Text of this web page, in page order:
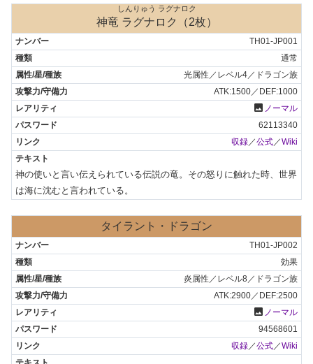
しんりゅう ラグナロク
神竜 ラグナロク（2枚）
TH01-JP001
通常
光属性／レベル4／ドラゴン族
ATK:1500／DEF:1000
photo ノーマル
62113340
収録 ／公式 ／Wiki
神の使いと言い伝えられている伝説の竜。その怒りに触れた時、世界
は海に沈むと言われている。
タイラント・ドラゴン
TH01-JP002
効果
炎属性／レベル8／ドラゴン族
ATK:2900／DEF:2500
photo ノーマル
94568601
収録／公式／Wiki